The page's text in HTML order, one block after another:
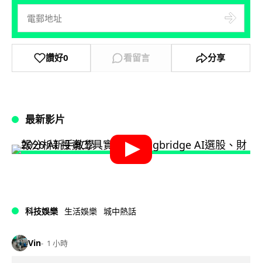
讚好0 看留言 分享
最新影片
科技娛樂 生活娛樂 城中熱話
Vin 1 小時